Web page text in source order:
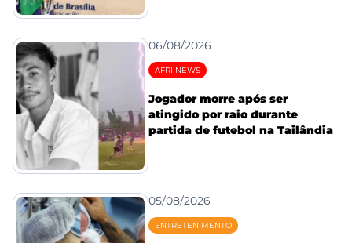
06/08/2026
AFRI NEWS
Jogador morre após ser
atingido por raio durante
partida de futebol na Tailândia
05/08/2026
ENTRETENIMENTO